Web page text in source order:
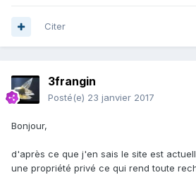
Citer
3frangin
Posté(e) 23 janvier 2017
Bonjour,
d'après ce que j'en sais le site est
une propriété privé ce qui rend toute